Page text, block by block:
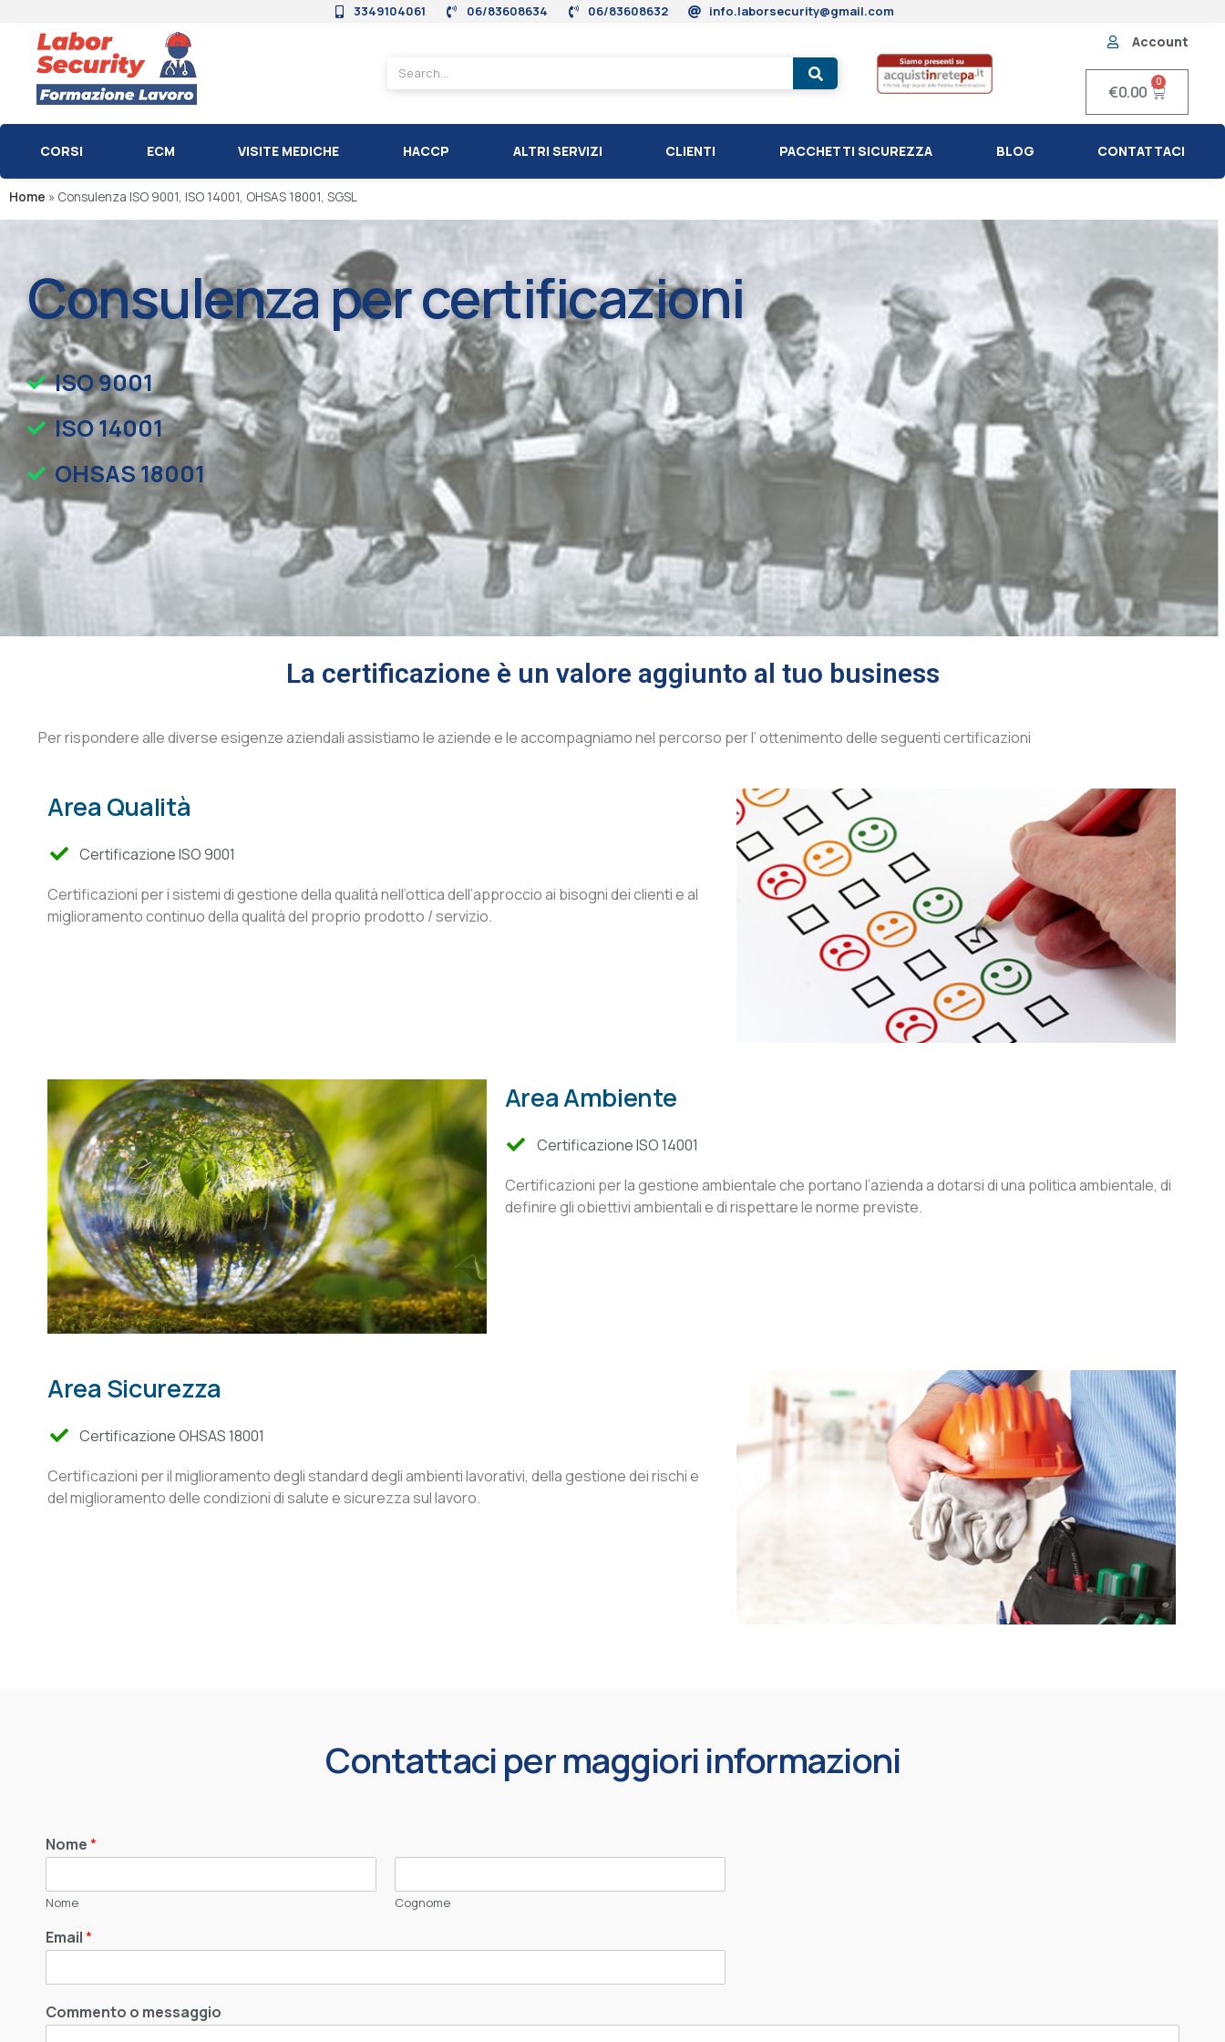
3349104061 06/83608634 06/83608632 info.laborsecurity@gmail.com
Account
€0.00
0
CORSI ECM VISITE MEDICHE HACCP ALTRI SERVIZI CLIENTI PACCHETTI SICUREZZA BLOG CONTATTACI
Home » Consulenza ISO 9001, ISO 14001, OHSAS 18001, SGSL
Consulenza per certificazioni
ISO 9001
ISO 14001
OHSAS 18001
La certificazione è un valore aggiunto al tuo business
Per rispondere alle diverse esigenze aziendali assistiamo le aziende e le accompagniamo nel percorso per l’ ottenimento delle seguenti certificazioni
Area Qualità
Certificazione ISO 9001
Certificazioni per i sistemi di gestione della qualità nell’ottica dell’approccio ai bisogni dei clienti e al
miglioramento continuo della qualità del proprio prodotto / servizio.
Area Ambiente
Certificazione ISO 14001
Certificazioni per la gestione ambientale che portano l’azienda a dotarsi di una politica ambientale, di
definire gli obiettivi ambientali e di rispettare le norme previste.
Area Sicurezza
Certificazione OHSAS 18001
Certificazioni per il miglioramento degli standard degli ambienti lavorativi, della gestione dei rischi e
del miglioramento delle condizioni di salute e sicurezza sul lavoro.
Contattaci per maggiori informazioni
Nome*
Nome Cognome
Email*
Commento o messaggio